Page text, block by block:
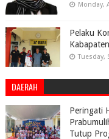
Monday,
Pelaku
Tuesday,
DAERAH
Peringati
Tutup